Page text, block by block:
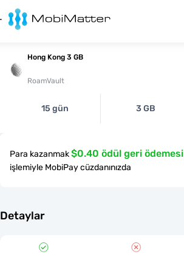
Hong Kong 3 GB
RoamVault
15 gün 3 GB
Para kazanmak$0.40 ödül geri ödemesi
işlemiyle MobiPay cüzdanınızda
Detaylar